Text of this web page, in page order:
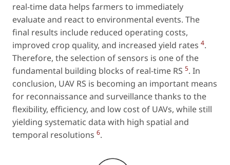
real-time data helps farmers to immediately
evaluate and react to environmental events. The
final results include reduced operating costs,
improved crop quality, and increased yield rates 4.
Therefore, the selection of sensors is one of the
fundamental building blocks of real-time RS 5. In
conclusion, UAV RS is becoming an important means
for reconnaissance and surveillance thanks to the
flexibility, efficiency, and low cost of UAVs, while still
yielding systematic data with high spatial and
temporal resolutions 6.